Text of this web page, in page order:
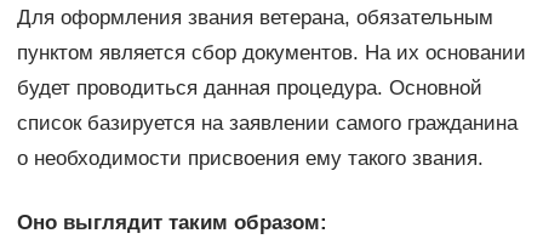
Для оформления звания ветерана, обязательным
пунктом является сбор документов. На их основании
будет проводиться данная процедура. Основной
список базируется на заявлении самого гражданина
о необходимости присвоения ему такого звания.
Оно выглядит таким образом: